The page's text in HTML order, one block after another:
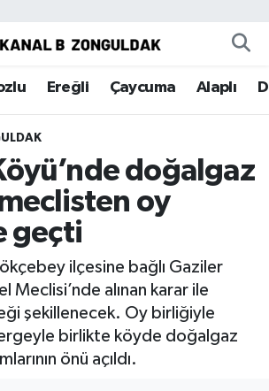
Ereğli Çaycuma Alaplı
doğalgaz
meclisten oy
geçti
ilçesine bağlı Gaziler
Meclisi’nde alınan karar ile
şekillenecek. Oy birliğiyle
birlikte köyde doğalgaz
önü açıldı.
Eczaneler
Durumu
Yoğunluk Haritası
ve Fikstür